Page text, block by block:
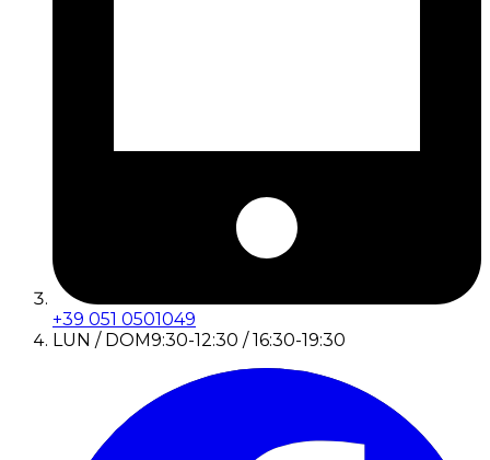
+39 051 0501049
LUN / DOM9:30-12:30 / 16:30-19:30